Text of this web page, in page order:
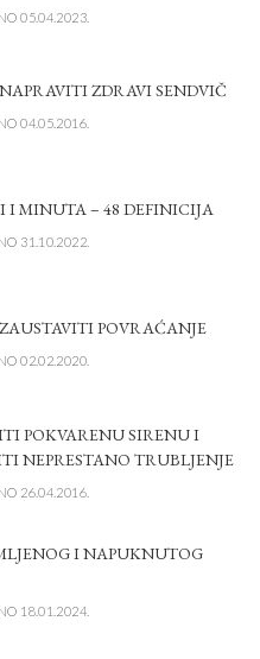
05.04.2023.
ZDRAVI SENDVIČ
04.05.2016.
I MINUTA – 48 DEFINICIJA
31.10.2022.
POVRAĆANJE
02.02.2020.
POKVARENU SIRENU I
NEPRESTANO TRUBLJENJE
26.04.2016.
I NAPUKNUTOG
18.01.2024.